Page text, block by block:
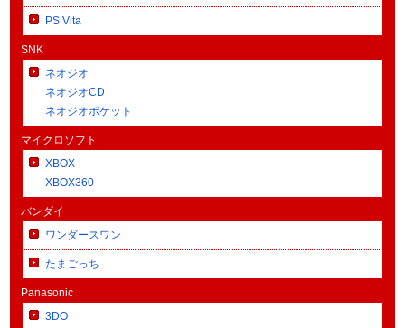
PS Vita
SNK
ネオジオ
ネオジオCD
ネオジオポケット
マイクロソフト
XBOX
XBOX360
バンダイ
ワンダースワン
たまごっち
Panasonic
3DO